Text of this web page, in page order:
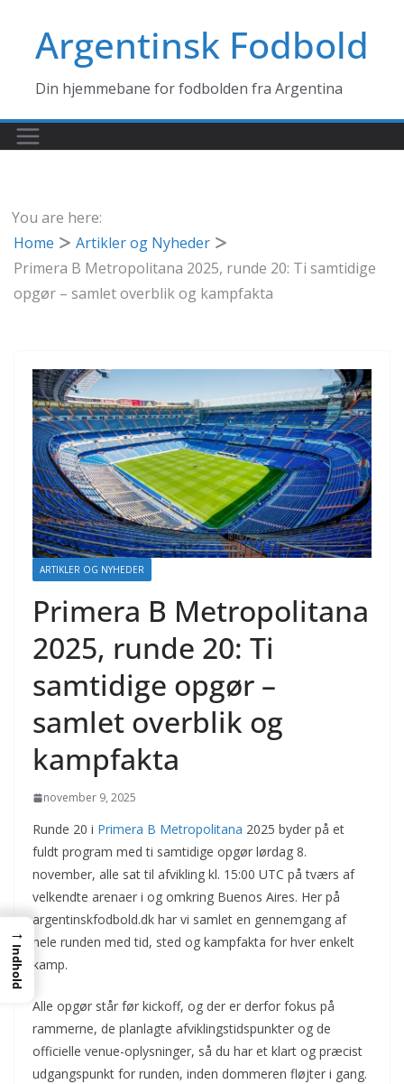
contentArgentinsk Fodbold
Din hjemmebane for fodbolden fra Argentina
You are here:
Home
Artikler og Nyheder
Primera B Metropolitana 2025, runde 20: Ti samtidige
opgør – samlet overblik og kampfakta
ARTIKLER OG NYHEDER
Primera B Metropolitana
2025, runde 20: Ti
samtidige opgør –
samlet overblik og
kampfakta
november 9, 2025
Runde 20 i Primera B Metropolitana 2025 byder på et
fuldt program med ti samtidige opgør lørdag 8.
november, alle sat til afvikling kl. 15:00 UTC på tværs af
velkendte arenaer i og omkring Buenos Aires. Her på
argentinskfodbold.dk har vi samlet en gennemgang af
hele runden med tid, sted og kampfakta for hver enkelt
kamp.
Alle opgør står før kickoff, og der er derfor fokus på
rammerne, de planlagte afviklingstidspunkter og de
officielle venue-oplysninger, så du har et klart og præcist
udgangspunkt for runden, inden dommeren fløjter i gang.
→
Indhold